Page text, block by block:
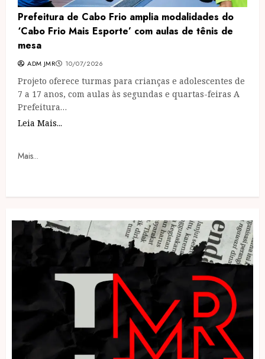
Prefeitura de Cabo Frio amplia modalidades do
‘Cabo Frio Mais Esporte’ com aulas de tênis de
mesa
ADM JMR 10/07/2026
Projeto oferece turmas para crianças e adolescentes de
7 a 17 anos, com aulas às segundas e quartas-feiras A
Prefeitura…
Leia Mais...
Mais...